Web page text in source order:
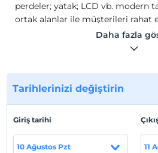
perdeler; yatak; LCD vb. modern
ortak alanlar ile müşterileri rahat
tasarımla tamamen yenilenmiştir
havuzu, özel plaj ve klimalı geniş
banyo bulunmaktadır. Oda servisi
Daha fazla
Tarihlerinizi değiştirin
Giriş tarihi
10 Ağustos Pzt 11